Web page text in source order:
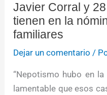
Javier Corral y
tienen en la
familiares
Dejar un comentario /
“Nepotismo hubo en
lamentable que esos